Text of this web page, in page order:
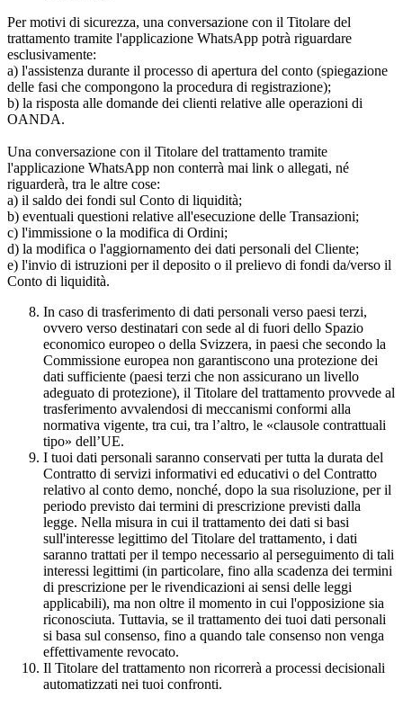
Per motivi di sicurezza, una conversazione con il Titolare del
trattamento tramite l'applicazione WhatsApp potrà riguardare
esclusivamente:
a) l'assistenza durante il processo di apertura del conto (spiegazione
delle fasi che compongono la procedura di registrazione);
b) la risposta alle domande dei clienti relative alle operazioni di
OANDA.
Una conversazione con il Titolare del trattamento tramite
l'applicazione WhatsApp non conterrà mai link o allegati, né
riguarderà, tra le altre cose:
a) il saldo dei fondi sul Conto di liquidità;
b) eventuali questioni relative all'esecuzione delle Transazioni;
c) l'immissione o la modifica di Ordini;
d) la modifica o l'aggiornamento dei dati personali del Cliente;
e) l'invio di istruzioni per il deposito o il prelievo di fondi da/verso il
Conto di liquidità.
In caso di trasferimento di dati personali verso paesi terzi,
ovvero verso destinatari con sede al di fuori dello Spazio
economico europeo o della Svizzera, in paesi che secondo la
Commissione europea non garantiscono una protezione dei
dati sufficiente (paesi terzi che non assicurano un livello
adeguato di protezione), il Titolare del trattamento provvede al
trasferimento avvalendosi di meccanismi conformi alla
normativa vigente, tra cui, tra l’altro, le «clausole contrattuali
tipo» dell’UE.
I tuoi dati personali saranno conservati per tutta la durata del
Contratto di servizi informativi ed educativi o del Contratto
relativo al conto demo, nonché, dopo la sua risoluzione, per il
periodo previsto dai termini di prescrizione previsti dalla
legge. Nella misura in cui il trattamento dei dati si basi
sull'interesse legittimo del Titolare del trattamento, i dati
saranno trattati per il tempo necessario al perseguimento di tali
interessi legittimi (in particolare, fino alla scadenza dei termini
di prescrizione per le rivendicazioni ai sensi delle leggi
applicabili), ma non oltre il momento in cui l'opposizione sia
riconosciuta. Tuttavia, se il trattamento dei tuoi dati personali
si basa sul consenso, fino a quando tale consenso non venga
effettivamente revocato.
Il Titolare del trattamento non ricorrerà a processi decisionali
automatizzati nei tuoi confronti.